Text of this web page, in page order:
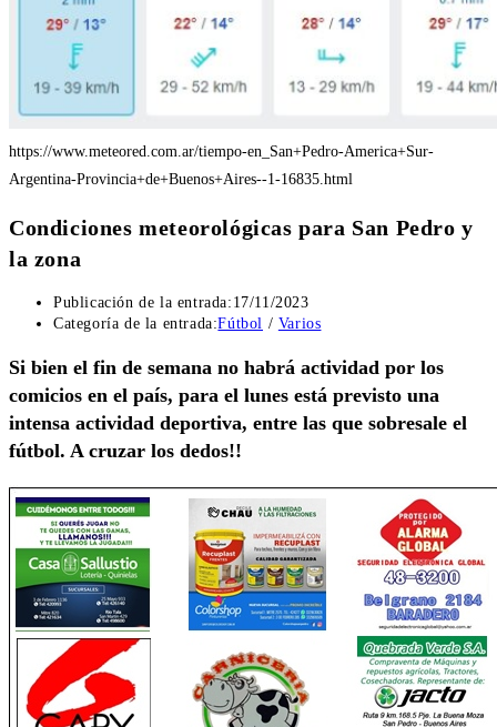
https://www.meteored.com.ar/tiempo-en_San+Pedro-America+Sur-
Argentina-Provincia+de+Buenos+Aires--1-16835.html
Condiciones meteorológicas para San Pedro y
la zona
Publicación de la entrada: 17/11/2023
Categoría de la entrada:Fútbol / Varios
Si bien el fin de semana no habrá actividad por los
comicios en el país, para el lunes está previsto una
intensa actividad deportiva, entre las que sobresale el
fútbol. A cruzar los dedos!!